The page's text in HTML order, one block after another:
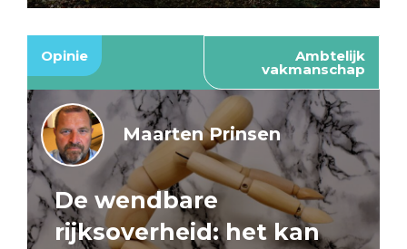
Opinie Ambtelijk
vakmanschap
Maarten Prinsen
De wendbare
rijksoverheid: het kan